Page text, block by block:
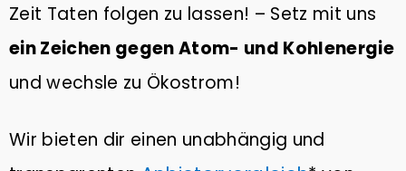
Zeit Taten folgen zu lassen! – Setz mit uns
ein Zeichen gegen Atom- und Kohlenergie
und wechsle zu Ökostrom!
Wir bieten dir einen unabhängig und